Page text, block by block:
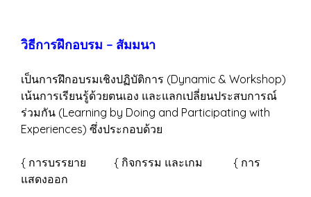
วิธีการฝึกอบรม – สัมมนา
เป็นการฝึกอบรมเชิงปฏิบัติการ (Dynamic & Workshop)
เน้นการเรียนรู้ด้วยตนเอง และแลกเปลี่ยนประสบการณ์
ร่วมกัน (Learning by Doing and Participating with
Experiences) ซึ่งประกอบด้วย
{ การบรรยาย { กิจกรรม และเกม { การ
แสดงออก